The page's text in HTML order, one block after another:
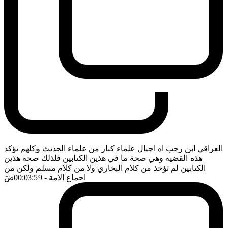
العراقي ابن رجب اه اجيال علماء كبار من علماء الحديث وكلهم يؤكد
هذه القضية وهي صحة ما في هذين الكتابين فلذلك صحة هذين
الكتابين لم تؤخذ من كلام البخاري ولا من كلام مسلم ولكن من
اجماع الامة - 00:03:59 ضَ